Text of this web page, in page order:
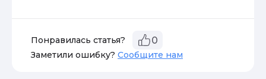
Понравилась статья? 0
Заметили ошибку? Сообщите нам